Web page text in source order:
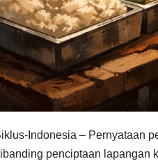
Indonesia – Pernyataan
penciptaan lapangan